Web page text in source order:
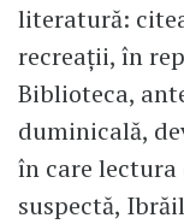
literatură:
recreații, în
Biblioteca,
duminicală,
în care lectura
suspectă,